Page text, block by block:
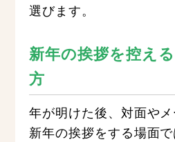
選びます。
新年の挨拶を控え
方
年が明けた後、対面や
新年の挨拶をする場面